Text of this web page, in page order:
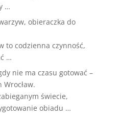
…
obieraczka do
to codzienna czynność,
…
nie ma czasu gotować –
świecie,
obiadu …